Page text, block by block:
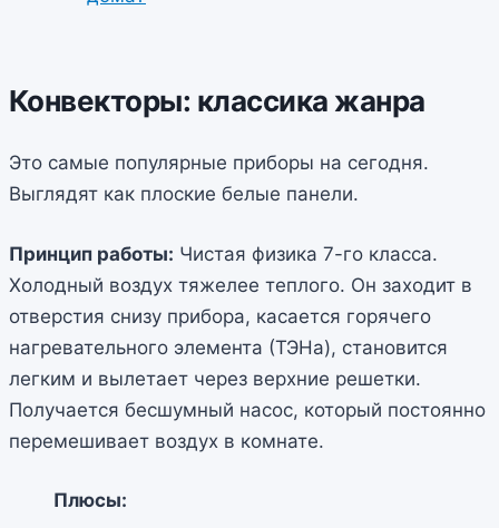
Конвекторы: классика жанра
Это самые популярные приборы на сегодня.
Выглядят как плоские белые панели.
Принцип работы: Чистая физика 7-го класса.
Холодный воздух тяжелее теплого. Он заходит в
отверстия снизу прибора, касается горячего
нагревательного элемента (ТЭНа), становится
легким и вылетает через верхние решетки.
Получается бесшумный насос, который постоянно
перемешивает воздух в комнате.
Плюсы: